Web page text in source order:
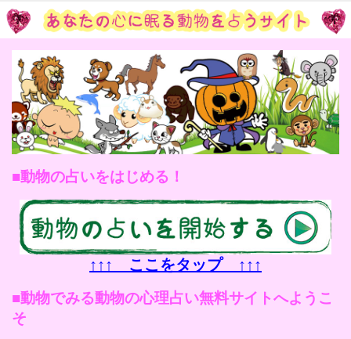
動物の占いをはじめる！
↑↑↑ ここをタップ ↑↑↑
動物でみる動物の心理占い無料サイトへようこ
そ